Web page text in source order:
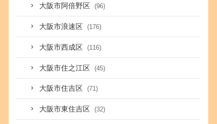
大阪市阿倍野区 (96)
大阪市浪速区 (176)
大阪市西成区 (116)
大阪市住之江区 (45)
大阪市住吉区 (71)
大阪市東住吉区 (32)